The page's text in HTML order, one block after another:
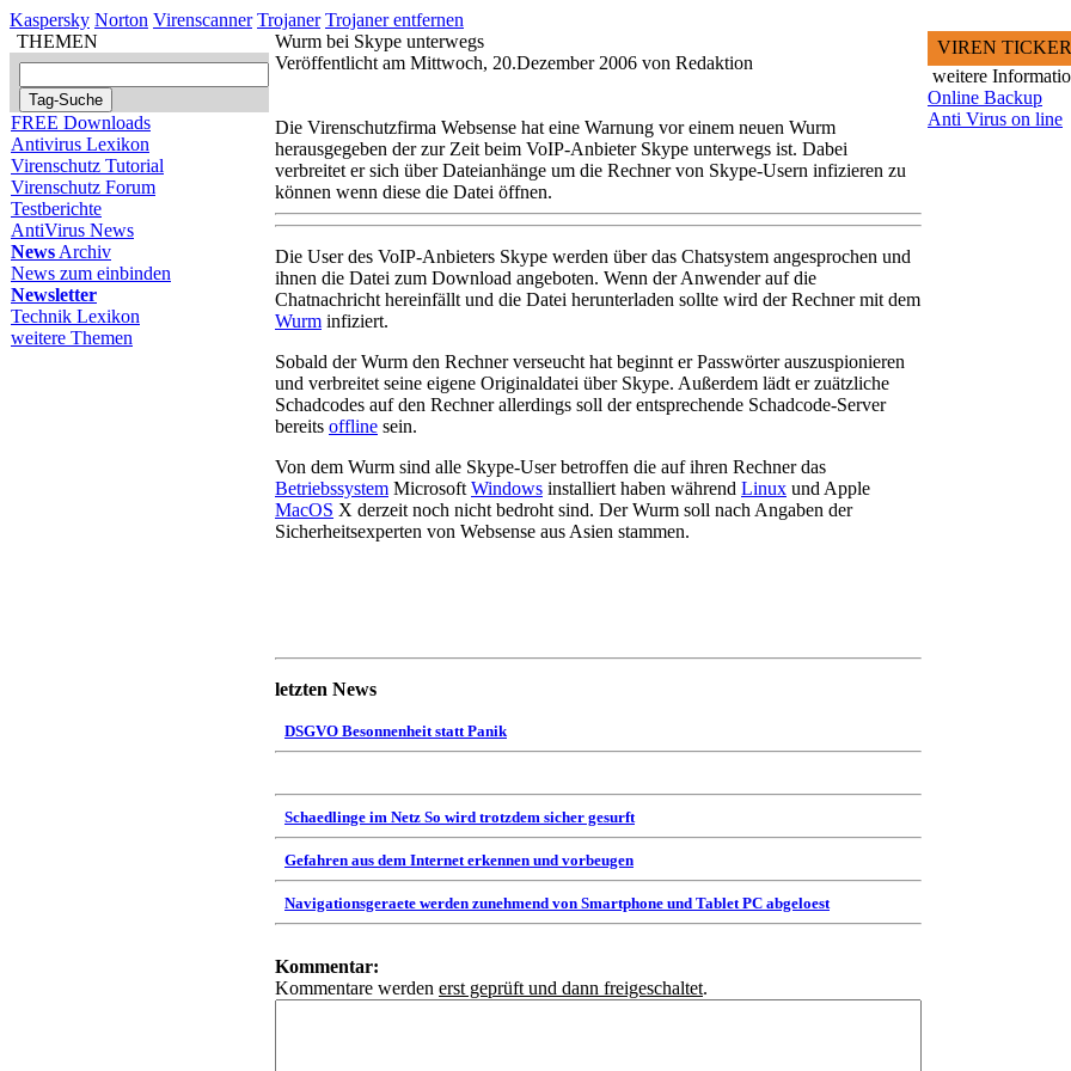
Kaspersky Norton Virenscanner Trojaner Trojaner entfernen
THEMEN
FREE Downloads
Antivirus Lexikon
Virenschutz Tutorial
Virenschutz Forum
Testberichte
AntiVirus News
News Archiv
News zum einbinden
Newsletter
Technik Lexikon
weitere Themen
Wurm bei Skype unterwegs
Veröffentlicht am Mittwoch, 20.Dezember 2006 von Redaktion
Die Virenschutzfirma Websense hat eine Warnung vor einem neuen Wurm
herausgegeben der zur Zeit beim VoIP-Anbieter Skype unterwegs ist. Dabei
verbreitet er sich über Dateianhänge um die Rechner von Skype-Usern infizieren zu
können wenn diese die Datei öffnen.
Die User des VoIP-Anbieters Skype werden über das Chatsystem angesprochen und
ihnen die Datei zum Download angeboten. Wenn der Anwender auf die
Chatnachricht hereinfällt und die Datei herunterladen sollte wird der Rechner mit dem
Wurm infiziert.
Sobald der Wurm den Rechner verseucht hat beginnt er Passwörter auszuspionieren
und verbreitet seine eigene Originaldatei über Skype. Außerdem lädt er zuätzliche
Schadcodes auf den Rechner allerdings soll der entsprechende Schadcode-Server
bereits offline sein.
Von dem Wurm sind alle Skype-User betroffen die auf ihren Rechner das
Betriebssystem Microsoft Windows installiert haben während Linux und Apple
MacOS X derzeit noch nicht bedroht sind. Der Wurm soll nach Angaben der
Sicherheitsexperten von Websense aus Asien stammen.
letzten News
DSGVO Besonnenheit statt Panik
Schaedlinge im Netz So wird trotzdem sicher gesurft
Gefahren aus dem Internet erkennen und vorbeugen
Navigationsgeraete werden zunehmend von Smartphone und Tablet PC abgeloest
Kommentar:
Kommentare werden erst geprüft und dann freigeschaltet.
VIREN TICKER
weitere
Online Backup
Anti Virus on line